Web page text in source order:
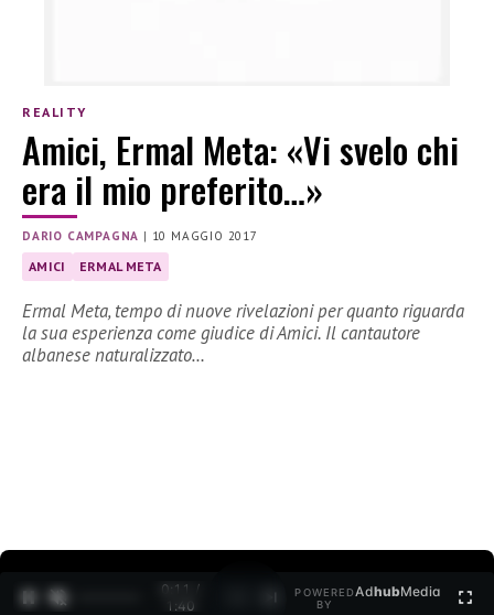
REALITY
Amici, Ermal Meta: «Vi svelo chi
era il mio preferito…»
DARIO CAMPAGNA | 10 MAGGIO 2017
AMICI ERMAL META
Ermal Meta, tempo di nuove rivelazioni per quanto riguarda
la sua esperienza come giudice di Amici. Il cantautore
albanese naturalizzato…
0:11 /
1:40
POWERED
BY
AdhubMedia